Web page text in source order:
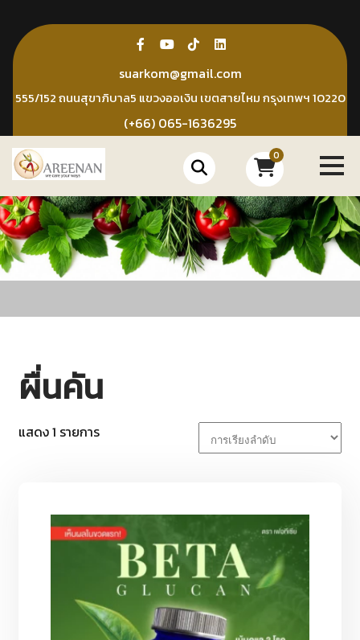
content
suarkom@gmail.com
555/152 ถนนสุขาภิบาล5 แขวงออเงิน เขตสายไหม กรุงเทพฯ 10220
(+66) 065-1636295
0
ผื่นคัน
แสดง 1 รายการ